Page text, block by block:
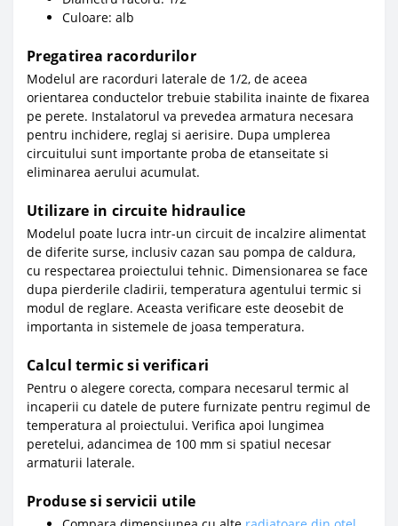
Culoare: alb
Pregatirea racordurilor
Modelul are racorduri laterale de 1/2, de aceea
orientarea conductelor trebuie stabilita inainte de fixarea
pe perete. Instalatorul va prevedea armatura necesara
pentru inchidere, reglaj si aerisire. Dupa umplerea
circuitului sunt importante proba de etanseitate si
eliminarea aerului acumulat.
Utilizare in circuite hidraulice
Modelul poate lucra intr-un circuit de incalzire alimentat
de diferite surse, inclusiv cazan sau pompa de caldura,
cu respectarea proiectului tehnic. Dimensionarea se face
dupa pierderile cladirii, temperatura agentului termic si
modul de reglare. Aceasta verificare este deosebit de
importanta in sistemele de joasa temperatura.
Calcul termic si verificari
Pentru o alegere corecta, compara necesarul termic al
incaperii cu datele de putere furnizate pentru regimul de
temperatura al proiectului. Verifica apoi lungimea
peretelui, adancimea de 100 mm si spatiul necesar
armaturii laterale.
Produse si servicii utile